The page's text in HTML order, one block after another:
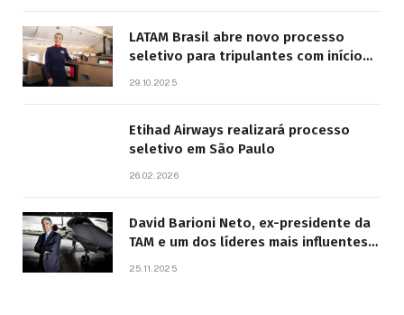
LATAM Brasil abre novo processo
seletivo para tripulantes com início
29.10.2025
Etihad Airways realizará processo
seletivo em São Paulo
26.02.2026
David Barioni Neto, ex-presidente da
TAM e um dos líderes mais influentes
25.11.2025